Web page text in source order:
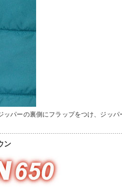
ッパーの裏側にフラップをつけ、ジッ
ン